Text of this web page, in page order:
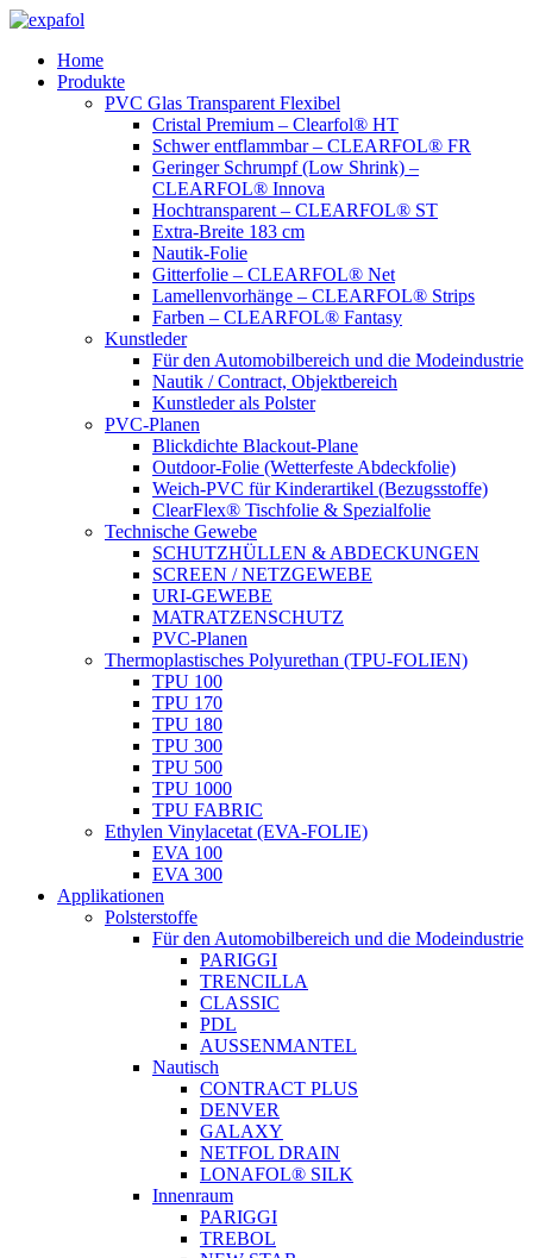
Zum
springenHome
Produkte
PVC Glas Transparent Flexibel
Cristal Premium – Clearfol® HT
Schwer entflammbar – CLEARFOL® FR
Geringer Schrumpf (Low Shrink) –
CLEARFOL® Innova
Hochtransparent – CLEARFOL® ST
Extra-Breite 183 cm
Nautik-Folie
Gitterfolie – CLEARFOL® Net
Lamellenvorhänge – CLEARFOL® Strips
Farben – CLEARFOL® Fantasy
Kunstleder
Für den Automobilbereich und die Modeindustrie
Nautik / Contract, Objektbereich
Kunstleder als Polster
PVC-Planen
Blickdichte Blackout-Plane
Outdoor-Folie (Wetterfeste Abdeckfolie)
Weich-PVC für Kinderartikel (Bezugsstoffe)
ClearFlex® Tischfolie & Spezialfolie
Technische Gewebe
SCHUTZHÜLLEN & ABDECKUNGEN
SCREEN / NETZGEWEBE
URI-GEWEBE
MATRATZENSCHUTZ
PVC-Planen
Thermoplastisches Polyurethan (TPU-FOLIEN)
TPU 100
TPU 170
TPU 180
TPU 300
TPU 500
TPU 1000
TPU FABRIC
Ethylen Vinylacetat (EVA-FOLIE)
EVA 100
EVA 300
Applikationen
Polsterstoffe
Für den Automobilbereich und die Modeindustrie
PARIGGI
TRENCILLA
CLASSIC
PDL
AUSSENMANTEL
Nautisch
CONTRACT PLUS
DENVER
GALAXY
NETFOL DRAIN
LONAFOL® SILK
Innenraum
PARIGGI
TREBOL